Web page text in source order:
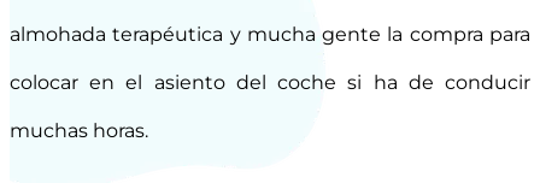
almohada terapéutica y mucha gente la compra para
colocar en el asiento del coche si ha de conducir
muchas horas.